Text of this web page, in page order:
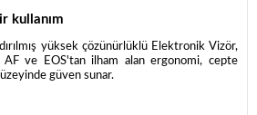
kullanım
yüksek çözünürlüklü Elektronik Vizör,
AF ve EOS'tan ilham alan ergonomi, cepte
güven sunar.